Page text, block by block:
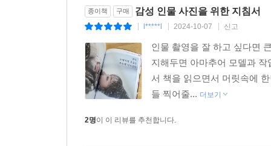
종이책 구매 감성 인물 사진을 위한 지침서
l*****l 2024-10-07 신고
인물 촬영을 잘 하고 싶다면
지해두면 아마추어 모델과
서 책을 읽으면서 머릿속에
들 찍어줄... 더보기
2명이 이 리뷰를 추천합니다.